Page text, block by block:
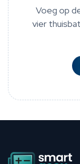
Voeg op
vier
Footer